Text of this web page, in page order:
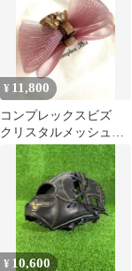
¥ 11,800
コンプレックスビズ
クリスタルメッシュリ
ボンデザートクリップ
【保管袋付】
¥ 10,600